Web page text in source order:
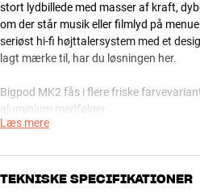
stort lydbillede med masser af kraft,
om der står musik eller filmlyd på
seriøst hi-fi højttalersystem med et
lagt mærke til, har du løsningen her.
Bigpod MK2 fås i flere friske
aluminium medfølger.
komponentkvalitet giver Bigpod MK2
højde med traditionelle hi-fi højttalere af
Læs mere
TEKNISKE SPECIFIKATIONER